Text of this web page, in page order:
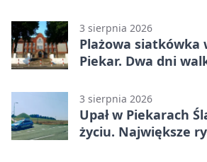
3 sierpnia 2026
Plażowa siatkówka
Piekar. Dwa dni
3 sierpnia 2026
Upał w Piekarach
życiu. Największe